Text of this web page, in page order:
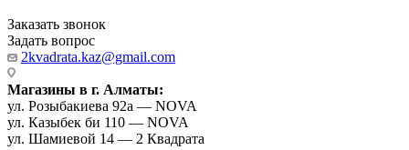
Заказать звонок
Задать вопрос
2kvadrata.kaz@gmail.com
Магазины в г. Алматы:
ул. Розыбакиева 92а — NOVA
ул. Казыбек би 110 — NOVA
ул. Шамиевой 14 — 2 Квадрата